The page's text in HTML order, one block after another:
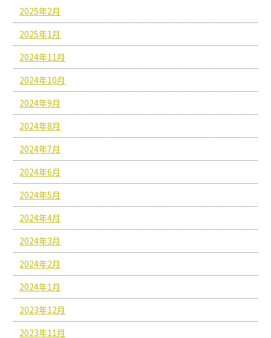
2025年2月
2025年1月
2024年11月
2024年10月
2024年9月
2024年8月
2024年7月
2024年6月
2024年5月
2024年4月
2024年3月
2024年2月
2024年1月
2023年12月
2023年11月